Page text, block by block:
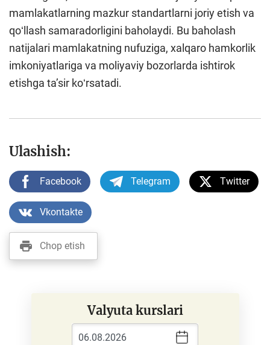
mamlakatlarning mazkur standartlarni joriy etish va
qoʻllash samaradorligini baholaydi. Bu baholash
natijalari mamlakatning nufuziga, xalqaro hamkorlik
imkoniyatlariga va moliyaviy bozorlarda ishtirok
etishga taʼsir koʻrsatadi.
Ulashish:
Facebook Telegram Twitter
Vkontakte
Chop etish
Valyuta kurslari